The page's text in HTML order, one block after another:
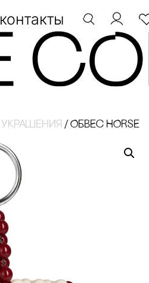
контакты
украшения / ОБВЕс HORSE